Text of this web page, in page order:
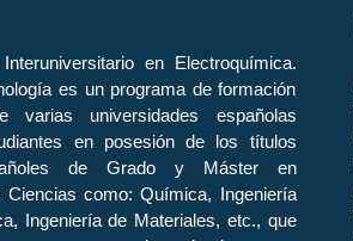
en Electroquímica.
es un programa de formación
varias universidades españolas
en posesión de los títulos
de Grado y Máster en
Ciencias como: Química, Ingeniería
Ingeniería de Materiales, etc., que